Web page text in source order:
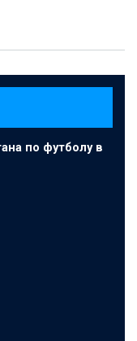
по футболу в